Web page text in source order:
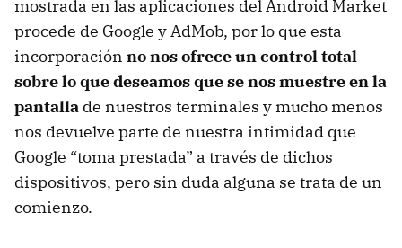
mostrada en las aplicaciones del Android Market
procede de Google y AdMob, por lo que esta
incorporación no nos ofrece un control total
sobre lo que deseamos que se nos muestre en la
pantalla de nuestros terminales y mucho menos
nos devuelve parte de nuestra intimidad que
Google “toma prestada” a través de dichos
dispositivos, pero sin duda alguna se trata de un
comienzo.